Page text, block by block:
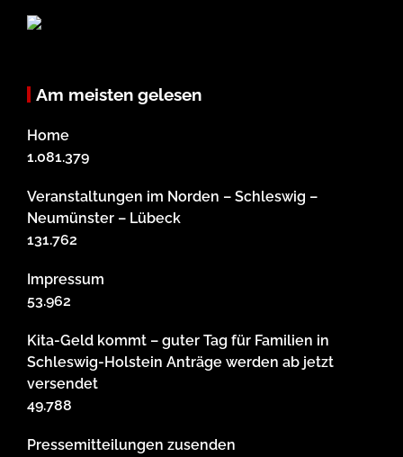
Am meisten gelesen
Home
1.081.379
Veranstaltungen im Norden – Schleswig –
Neumünster – Lübeck
131.762
Impressum
53.962
Kita-Geld kommt – guter Tag für Familien in
Schleswig-Holstein Anträge werden ab jetzt
versendet
49.788
Pressemitteilungen zusenden